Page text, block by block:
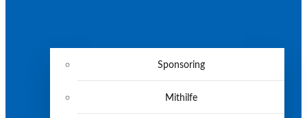
Sponsoring
Mithilfe